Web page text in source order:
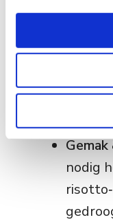
Risotto
Gemak
nodig